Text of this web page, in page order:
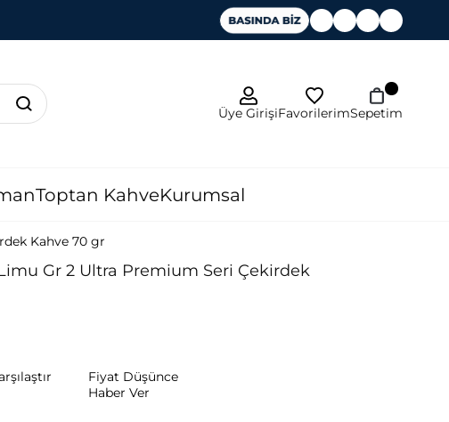
Üye GirişiFavorilerimSepetim
Toptan KahveKurumsal
Kahve 70 gr
Gr 2 Ultra Premium Seri Çekirdek
Fiyat Düşünce
Haber Ver